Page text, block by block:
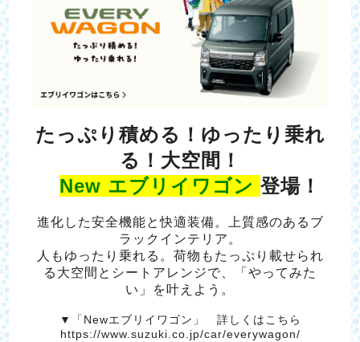
たっぷり積める！ゆったり乗れ
る！大空間！
New エブリイワゴン 登場！
進化した安全機能と快適装備。上質感のあるブ
ラックインテリア。
人もゆったり乗れる。荷物もたっぷり載せられ
る大空間とシートアレンジで、「やってみた
い」を叶えよう。
▼「Newエブリイワゴン」 詳しくはこちら
https://www.suzuki.co.jp/car/everywagon/